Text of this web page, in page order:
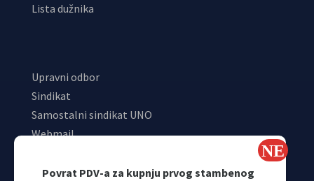
Povrat PDV-a za kupnju prvog stambenog
Lista dužnika
Upravni odbor
Sindikat
Samostalni sindikat UNO
Webmail